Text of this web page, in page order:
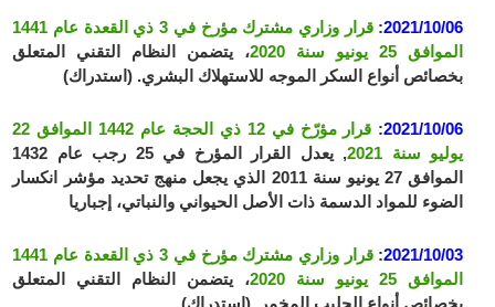
2021/10/06
:
قرار وزاري مشترك مؤرخ في 3 ذي القعدة عام 1441
الموافق 25 يونيو سنة 2020
، يتضمن النظام التقني المتعلق
بخصائص أنواع السكر الموجه للاستهلاك البشري. (استدراك)
2021/10/06
:
قرار مؤرّخ في 12 ذي الحجة عام 1442 الموافق 22
يوليو سنة 2021
, يعدل القرار المؤرخ في 25 رجب عام 1432
الموافق 27 يونيو سنة 2011 الذي يجعل منهج تحديد مؤشر انكسار
الضوء للمواد الدسمة ذات الأصل الحيواني والنباتي، إجباريا
2021/10/03
:
قرار وزاري مشترك مؤرخ في 3 ذي القعدة عام 1441
الموافق 25 يونيو سنة 2020
، يتضمن النظام التقني المتعلق
بخصائص أنواع الحليب المخمر. (استدراك)